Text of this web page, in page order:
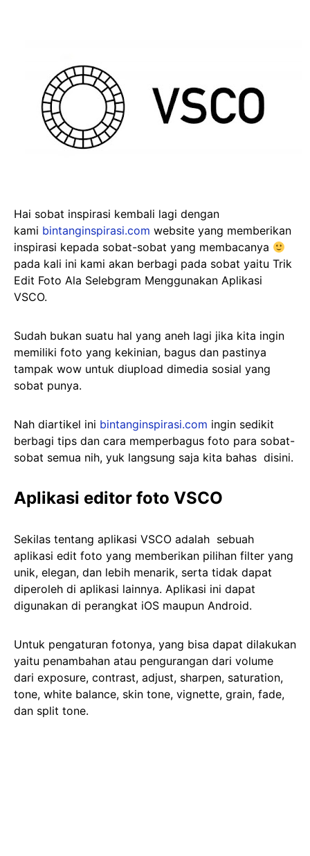
Hai sobat inspirasi kembali lagi dengan
kami bintanginspirasi.com website yang memberikan
inspirasi kepada sobat-sobat yang membacanya
pada kali ini kami akan berbagi pada sobat yaitu Trik
Edit Foto Ala Selebgram Menggunakan Aplikasi
VSCO.
Sudah bukan suatu hal yang aneh lagi jika kita ingin
memiliki foto yang kekinian, bagus dan pastinya
tampak wow untuk diupload dimedia sosial yang
sobat punya.
Nah diartikel ini bintanginspirasi.com ingin sedikit
berbagi tips dan cara memperbagus foto para sobat-
sobat semua nih, yuk langsung saja kita bahas disini.
Aplikasi editor foto VSCO
Sekilas tentang aplikasi VSCO adalah sebuah
aplikasi edit foto yang memberikan pilihan filter yang
unik, elegan, dan lebih menarik, serta tidak dapat
diperoleh di aplikasi lainnya. Aplikasi ini dapat
digunakan di perangkat iOS maupun Android.
Untuk pengaturan fotonya, yang bisa dapat dilakukan
yaitu penambahan atau pengurangan dari volume
dari exposure, contrast, adjust, sharpen, saturation,
tone, white balance, skin tone, vignette, grain, fade,
dan split tone.